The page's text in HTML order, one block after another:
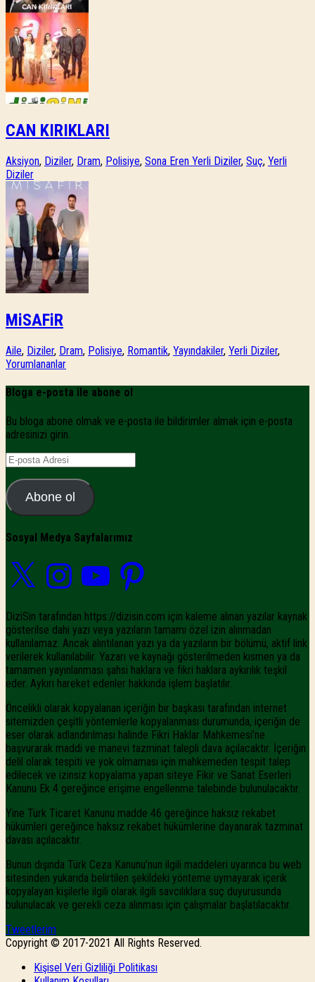
CAN KIRIKLARI
Aksiyon, Diziler, Dram, Polisiye, Sona Eren Yerli Diziler, Suç, Yerli
Diziler
MiSAFiR
Aile, Diziler, Dram, Polisiye, Romantik, Yayındakiler, Yerli Diziler,
Yorumlananlar
Bloga e-posta ile abone ol
Bu bloga abone olmak ve e-posta ile bildirimler almak için e-posta
adresinizi girin.
E-
posta
Adresi
Abone ol
Sosyal Medya Sayfalarımız
InstagramYouTube Pinterest
DiziSin tarafından https://dizisin.com için kaleme alınan yazılar kaynak
gösterilse dahi yazı veya yazıların tamamı özel izin alınmadan
kullanılamaz. Ancak alıntılanan yazı ya da yazıların bir bölümü, aktif link
verilerek kullanılabilir. Yazarı ve kaynağı gösterilmeden kısmen ya da
tamamen yayınlanması şahsi haklara ve fikri haklara aykırılık teşkil
eder. Aykırı hareket edenler hakkında işlem başlatılır.
Öncelikli olarak kopyalanan içeriğin bir başkası tarafından internet
sitemizden çeşitli yöntemlerle kopyalanması durumunda, içeriğin de
eser olarak adlandırılması halinde Fikri Haklar Mahkemesi’ne
başvurarak maddi ve manevi tazminat talepli dava açılacaktır. İçeriğin
delil olarak tespiti ve yok olmaması için mahkemeden tespit talep
edilecek ve izinsiz kopyalama yapan siteye Fikir ve Sanat Eserleri
Kanunu Ek 4 gereğince erişime engellenme talebinde bulunulacaktır.
Yine Türk Ticaret Kanunu madde 46 gereğince haksız rekabet
hükümleri gereğince haksız rekabet hükümlerine dayanarak tazminat
davası açılacaktır.
Bunun dışında Türk Ceza Kanunu’nun ilgili maddeleri uyarınca bu web
sitesinden yukarıda belirtilen şekildeki yönteme uymayarak içerik
kopyalayan kişilerle ilgili olarak ilgili savcılıklara suç duyurusunda
bulunulacak ve gerekli ceza alınması için çalışmalar başlatılacaktır.
Tweetlerim
Copyright © 2017-2021 All Rights Reserved.
Kişisel Veri Gizliliği Politikası